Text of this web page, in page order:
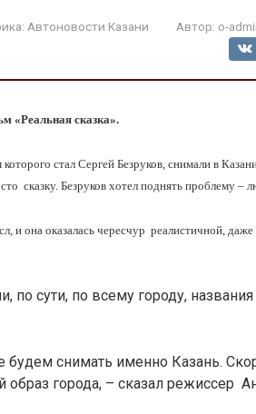
Автоновости Казани Автор: o-
«Реальная сказка».
стал Сергей Безруков, снимали в
сказку. Безруков хотел поднять проблему –
и она оказалась чересчур реалистичной,
по сути, по всему городу,
будем снимать именно Казань.
образ города, – сказал режиссер